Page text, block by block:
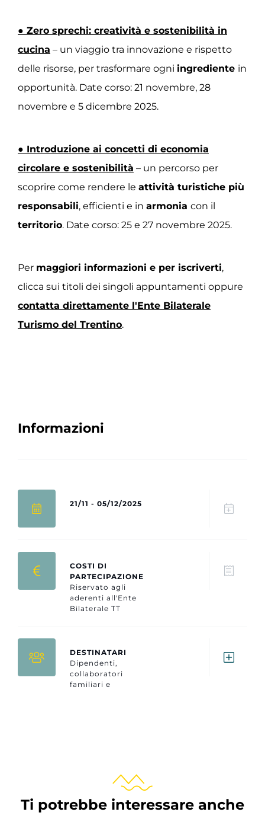
● Zero sprechi: creatività e sostenibilità in
cucina – un viaggio tra innovazione e rispetto
delle risorse, per trasformare ogni ingrediente in
opportunità. Date corso: 21 novembre, 28
novembre e 5 dicembre 2025.
● Introduzione ai concetti di economia
circolare e sostenibilità – un percorso per
scoprire come rendere le attività turistiche più
responsabili, efficienti e in armonia con il
territorio. Date corso: 25 e 27 novembre 2025.
Per maggiori informazioni e per iscriverti,
clicca sui titoli dei singoli appuntamenti oppure
contatta direttamente l'Ente Bilaterale
Turismo del Trentino.
Informazioni
21/11 - 05/12/2025
COSTI DI
PARTECIPAZIONE
Riservato agli
aderenti all'Ente
Bilaterale TT
DESTINATARI
Dipendenti,
collaboratori
familiari e
Ti potrebbe interessare anche